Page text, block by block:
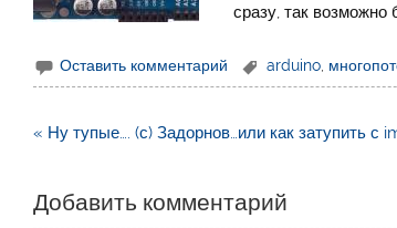
сразу, так возможно
Оставить комментарий arduino
Навигация
« Ну тупые…. (с) Задорнов…или как затупить
Добавить комментарий